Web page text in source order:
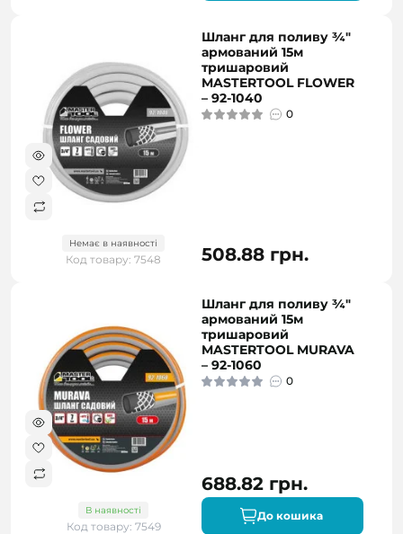
Немає в наявності
Код товару: 7548
Шланг для поливу ¾"
армований 15м
тришаровий
MASTERTOOL FLOWER
– 92-1040
0
508.88 грн.
В наявності
Код товару: 7549
Шланг для поливу ¾"
армований 15м
тришаровий
MASTERTOOL MURAVA
– 92-1060
0
688.82 грн.
До кошика